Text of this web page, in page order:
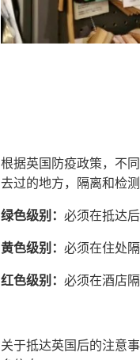
根据英国防疫政策，不
去过的地方，隔离和检
绿色级别： 必须在抵达
黄色级别： 必须在住处
红色级别： 必须在酒店
关于抵达英国后的注意